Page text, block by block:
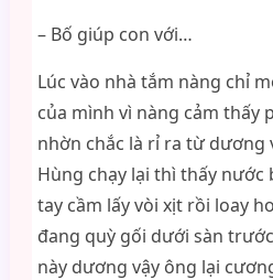
– Bố giúp con với…
Lúc vào nhà tắm nàng chỉ
của mình vì nàng cảm thấy
nhờn chắc là rỉ ra từ dương
Hùng chạy lại thì thấy
tay cầm lấy vòi xịt rồi loay
đang quỳ gối dưới sàn
này dương vậy ông lại